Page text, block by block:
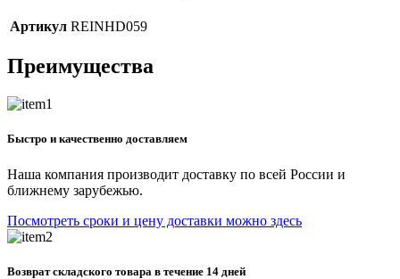
Артикул REINHD059
Преимущества
Быстро и качественно доставляем
Наша компания производит доставку по всей России и
ближнему зарубежью.
Посмотреть сроки и цену доставки можно здесь
Возврат складского товара в течение 14 дней